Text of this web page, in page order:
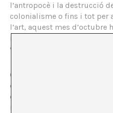
l’antropocè i la destrucció
colonialisme o fins i tot per
l’art, aquest mes d’octubre
matèria pètria i l’hem
vista.
Cap dels autors que han
està d’acord amb la dita
especialment la Nerea
robatori d’una de les petites